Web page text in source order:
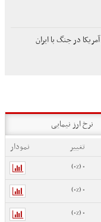
نرخ ارز نیمایی
تغییر
نمودار
0 (0%)
0 (0%)
0 (0%)